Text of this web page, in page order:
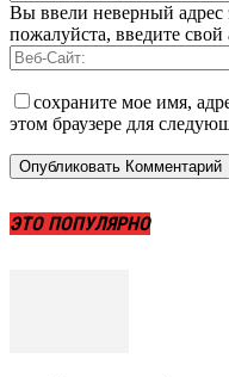
Вы ввели неверный адрес
пожалуйста, введите
сохраните мое имя,
этом браузере для
ЭТО ПОПУЛЯРНО